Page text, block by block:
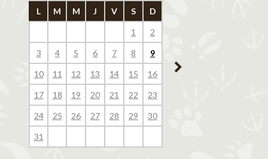
L M M J V S D
1 2
3 4 5 6 7 8 9
10 11 12 13 14 15 16
17 18 19 20 21 22 23
24 25 26 27 28 29 30
31
14